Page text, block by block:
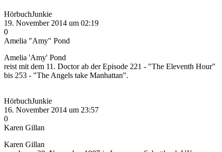
HörbuchJunkie
19. November 2014 um 02:19
0
Amelia "Amy" Pond
Amelia 'Amy' Pond
reist mit dem 11. Doctor ab der Episode 221 - "The Eleventh Hour"
bis 253 - "The Angels take Manhattan".
HörbuchJunkie
16. November 2014 um 23:57
0
Karen Gillan
Karen Gillan